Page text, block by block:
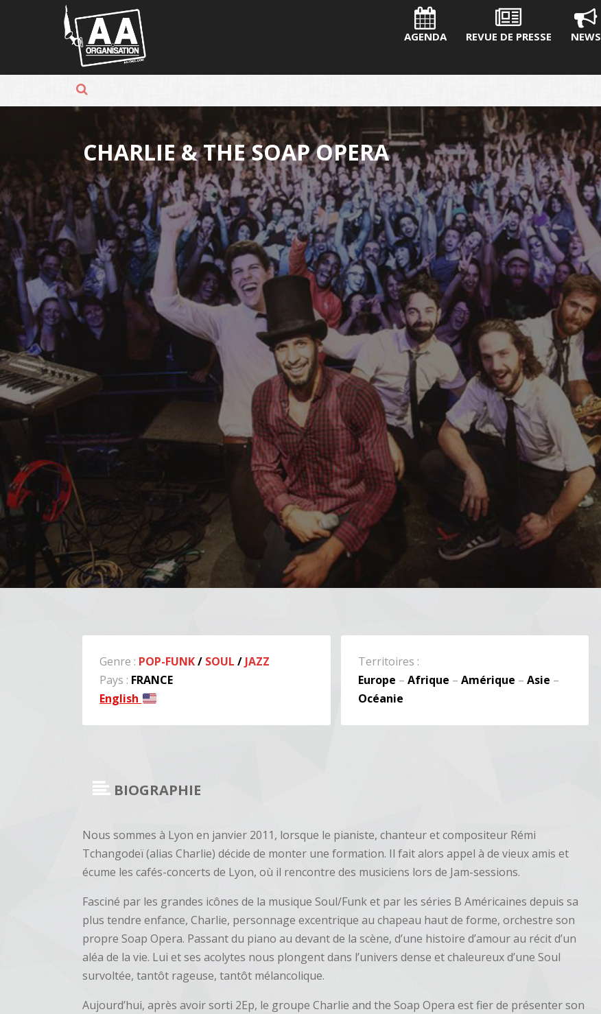
Panneau de gestion des cookies
AGENDA REVUE DE PRESSE NEWS
CHARLIE & THE SOAP OPERA
Genre : POP-FUNK/ SOUL / JAZZ
Pays : FRANCE
English
Territoires :
Europe – Afrique – Amérique – Asie –
Océanie
BIOGRAPHIE
Nous sommes à Lyon en janvier 2011, lorsque le pianiste, chanteur et compositeur Rémi
Tchangodeï (alias Charlie) décide de monter une formation. Il fait alors appel à de vieux amis et
écume les cafés-concerts de Lyon, où il rencontre des musiciens lors de Jam-sessions.
Fasciné par les grandes icônes de la musique Soul/Funk et par les séries B Américaines depuis sa
plus tendre enfance, Charlie, personnage excentrique au chapeau haut de forme, orchestre son
propre Soap Opera. Passant du piano au devant de la scène, d’une histoire d’amour au récit d’un
aléa de la vie. Lui et ses acolytes nous plongent dans l’univers dense et chaleureux d’une Soul
survoltée, tantôt rageuse, tantôt mélancolique.
Aujourd’hui, après avoir sorti 2Ep, le groupe Charlie and the Soap Opera est fier de présenter son